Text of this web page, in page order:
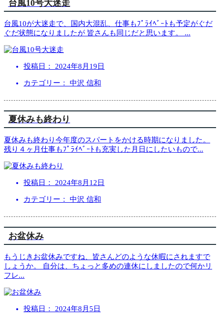
台風10号大迷走
台風10が大迷走で、国内大混乱、仕事もﾌﾟﾗｲﾍﾞｰﾄも予定がぐだ
ぐだ状態になりましたが 皆さんも同じだと思います。 ...
投稿日： 2024年8月19日
カテゴリー： 中沢 信和
夏休みも終わり
夏休みも終わり今年度のスパートをかける時期になりました。
残り４ヶ月仕事もﾌﾟﾗｲﾍﾞｰﾄも充実した月日にしたいもので...
投稿日： 2024年8月12日
カテゴリー： 中沢 信和
お盆休み
もうじきお盆休みですね、皆さんどのような休暇にされますで
しょうか。 自分は、ちょっと多めの連休にしましたので何かリ
フレ...
投稿日： 2024年8月5日